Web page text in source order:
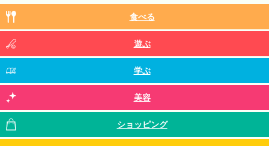
食べる
遊ぶ
学ぶ
美容
ショッピング